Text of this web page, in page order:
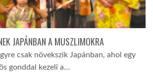
JAPÁNBAN A MUSZLIMOKRA
csak növekszik Japánban, ahol egy
gonddal kezeli a…